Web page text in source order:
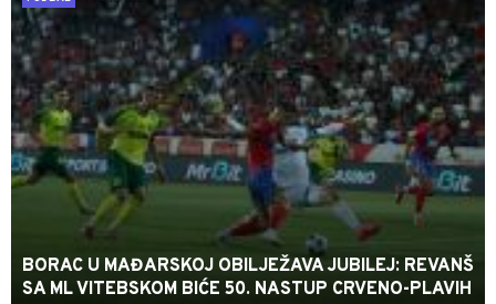
BORAC U MAĐARSKOJ OBILJEŽAVA JUBILEJ: REVANŠ
SA ML VITEBSKOM BIĆE 50. NASTUP CRVENO-PLAVIH